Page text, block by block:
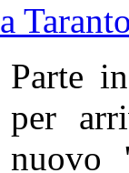
Parte
per
nuovo